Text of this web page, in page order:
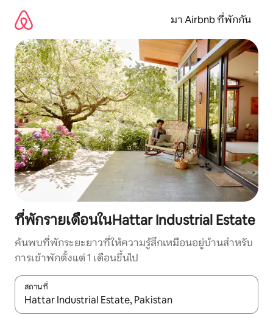
เนื้อหา
มา Airbnb ที่พักกัน
ที่พักรายเดือนในHattar Industrial Estate
ค้นพบที่พักระยะยาวที่ให้ความรู้สึกเหมือนอยู่บ้านสำหรับ
การเข้าพักตั้งแต่ 1 เดือนขึ้นไป
สถานที่
ใช้ลูกศรขึ้นลง หรือใช้การสัมผัสหรือปัด เพื่อสำรวจผลการค้นหา